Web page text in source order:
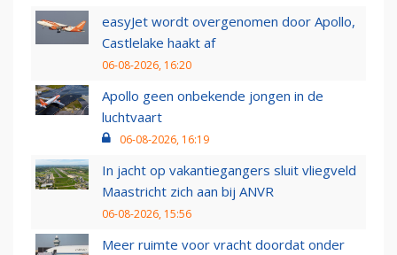
easyJet wordt overgenomen door Apollo,
Castlelake haakt af
06-08-2026, 16:20
Apollo geen onbekende jongen in de
luchtvaart
06-08-2026, 16:19
In jacht op vakantiegangers sluit vliegveld
Maastricht zich aan bij ANVR
06-08-2026, 15:56
Meer ruimte voor vracht doordat onder